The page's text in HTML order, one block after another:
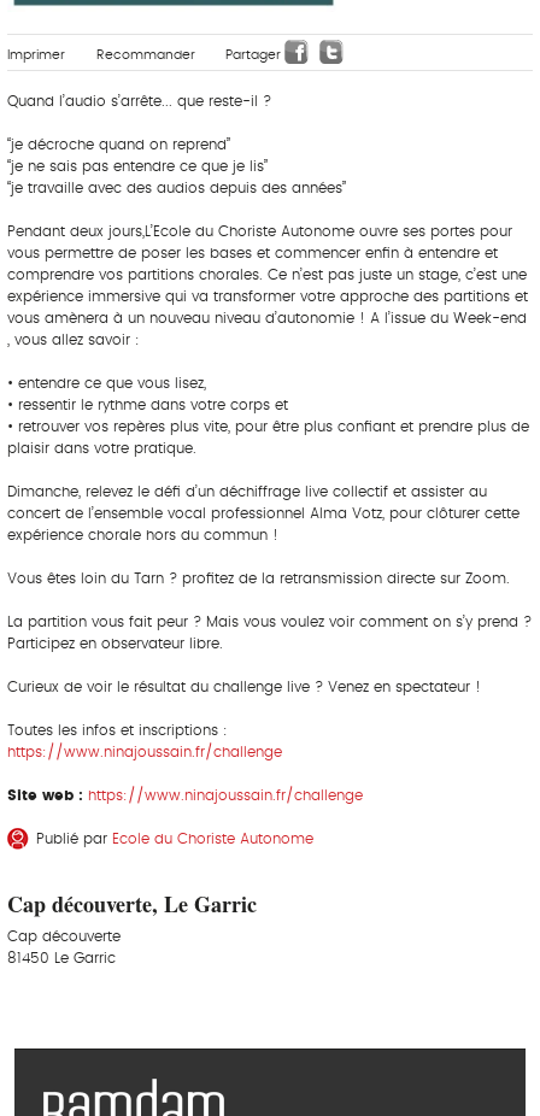
Imprimer Recommander Partager
Quand l’audio s’arrête... que reste-il ?
“je décroche quand on reprend”
“je ne sais pas entendre ce que je lis”
“je travaille avec des audios depuis des années”
Pendant deux jours,L’Ecole du Choriste Autonome ouvre ses portes pour
vous permettre de poser les bases et commencer enfin à entendre et
comprendre vos partitions chorales. Ce n’est pas juste un stage, c’est une
expérience immersive qui va transformer votre approche des partitions et
vous amènera à un nouveau niveau d’autonomie ! A l’issue du Week-end
, vous allez savoir :
• entendre ce que vous lisez,
• ressentir le rythme dans votre corps et
• retrouver vos repères plus vite, pour être plus confiant et prendre plus de
plaisir dans votre pratique.
Dimanche, relevez le défi d’un déchiffrage live collectif et assister au
concert de l’ensemble vocal professionnel Alma Votz, pour clôturer cette
expérience chorale hors du commun !
Vous êtes loin du Tarn ? profitez de la retransmission directe sur Zoom.
La partition vous fait peur ? Mais vous voulez voir comment on s’y prend ?
Participez en observateur libre.
Curieux de voir le résultat du challenge live ? Venez en spectateur !
Toutes les infos et inscriptions :
https://www.ninajoussain.fr/challenge
Site web : https://www.ninajoussain.fr/challenge
Publié par Ecole du Choriste Autonome
Cap découverte, Le Garric
Cap découverte
81450 Le Garric